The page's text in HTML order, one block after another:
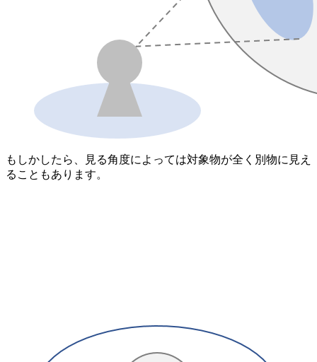
もしかしたら、見る角度によっては対象物が全く別物に見え
ることもあります。